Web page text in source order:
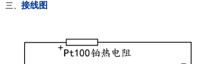
三、接线图